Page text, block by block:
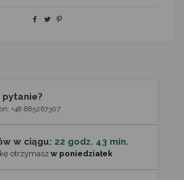
pytanie?
+48 885267307
w ciągu: 22 godz. 43 min.
otrzymasz w poniedziałek